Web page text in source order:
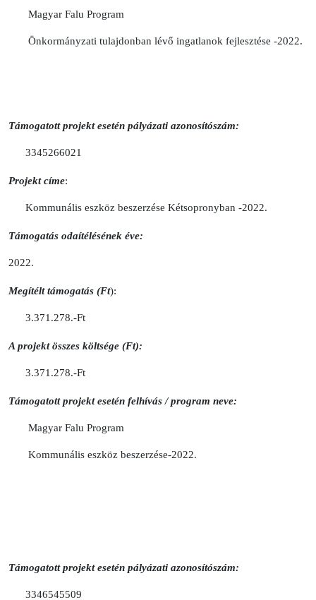
Magyar Falu Program
Önkormányzati tulajdonban lévő ingatlanok fejlesztése -2022.
Támogatott projekt esetén pályázati azonosítószám:
3345266021
Projekt címe:
Kommunális eszköz beszerzése Kétsopronyban -2022.
Támogatás odaítélésének éve:
2022.
Megítélt támogatás (Ft):
3.371.278.-Ft
A projekt összes költsége (Ft):
3.371.278.-Ft
Támogatott projekt esetén felhívás / program neve:
Magyar Falu Program
Kommunális eszköz beszerzése-2022.
Támogatott projekt esetén pályázati azonosítószám:
3346545509